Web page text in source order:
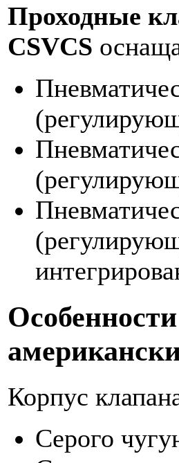
Проходные
CSVCS
Корпус
Серого